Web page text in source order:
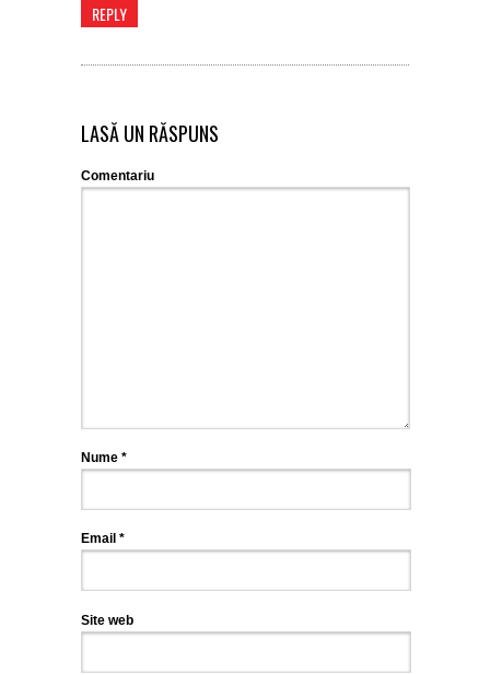
REPLY
LASĂ UN RĂSPUNS
Comentariu
Nume *
Email *
Site web